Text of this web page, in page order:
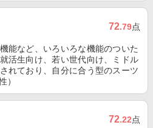
72.79点
能など、いろいろな機能のついた
活生向け、若い世代向け、ミドル
れており、自分に合う型のスーツ
）
72.22点